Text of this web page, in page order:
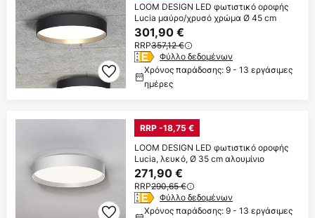
LOOM DESIGN LED φωτιστικό οροφής
Lucia μαύρο/χρυσό χρώμα Ø 45 cm
301,90 €
RRP357,12 €
Φύλλο δεδομένων
Χρόνος παράδοσης: 9 - 13 εργάσιμες
ημέρες
RRP -18,75 €
LOOM DESIGN LED φωτιστικό οροφής
Lucia, λευκό, Ø 35 cm αλουμίνιο
271,90 €
RRP290,65 €
Φύλλο δεδομένων
Χρόνος παράδοσης: 9 - 13 εργάσιμες